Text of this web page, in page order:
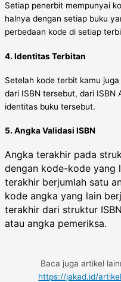
Setiap penerbit mempunyai
halnya dengan setiap buku
perbedaan kode di setiap
4. Identitas Terbitan
Setelah kode terbit kamu
dari ISBN tersebut, dari ISBN
identitas buku tersebut.
5. Angka Validasi ISBN
Angka terakhir pada
dengan kode-kode yang
terakhir berjumlah satu
kode angka yang lain
terakhir dari struktur
atau angka pemeriksa.
Baca juga artikel
https://jakad.id/